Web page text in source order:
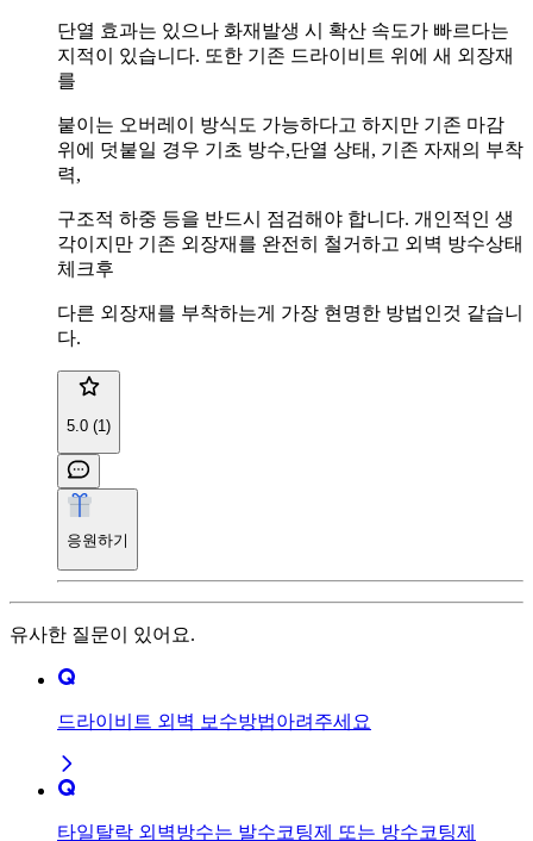
단열 효과는 있으나 화재발생 시 확산 속도가 빠르다는
지적이 있습니다. 또한 기존 드라이비트 위에 새 외장재
를
붙이는 오버레이 방식도 가능하다고 하지만 기존 마감
위에 덧붙일 경우 기초 방수,단열 상태, 기존 자재의 부착
력,
구조적 하중 등을 반드시 점검해야 합니다. 개인적인 생
각이지만 기존 외장재를 완전히 철거하고 외벽 방수상태
체크후
다른 외장재를 부착하는게 가장 현명한 방법인것 같습니
다.
5.0 (1)
응원하기
유사한 질문이 있어요.
드라이비트 외벽 보수방법아려주세요
타일탈락 외벽방수는 발수코팅제 또는 방수코팅제